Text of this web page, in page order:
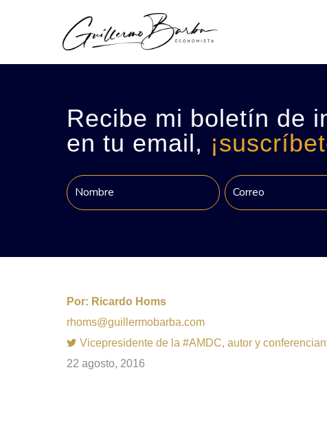
Recibe mi boletín de
en tu email,
Por: Ricardo Homs
rhoms@guillermobarba.com
Vicepresidente de la #AMDC, autor y
22 agosto, 2016